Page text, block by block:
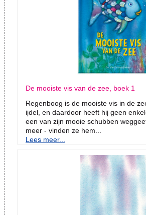
De mooiste vis van de zee, boek 1
Regenboog is de mooiste vis in de
ijdel, en daardoor heeft hij geen
een van zijn mooie schubben
meer - vinden ze hem...
Lees meer...